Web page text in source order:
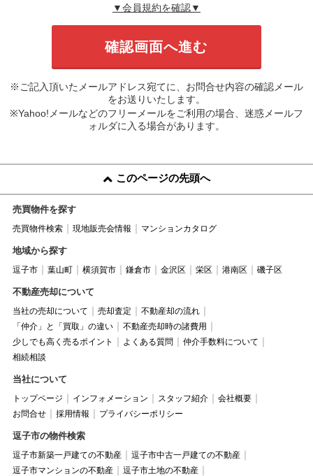
▼会員規約を確認▼
※ご記入頂いたメールアドレス宛てに、お問合せ内容の確認メール
をお送りいたします。
※Yahoo!メールなどのフリーメールをご利用の場合、迷惑メールフ
ォルダに入る場合があります。
このページの先頭へ
売買物件を探す
売買物件検索 現地販売会情報 マンションカタログ
地域から探す
逗子市 葉山町 横須賀市 鎌倉市 金沢区 栄区 港南区 磯子区
不動産売却について
当社の売却について 売却査定
不動産却の流れ
「仲介」と「買取」の違い
不動産売却時の諸費用
少しでも高く売るポイント
よくある質問
仲介手数料について
相続相談
当社について
トップページ インフォメーション スタッフ紹介
会社概要
お問合せ
採用情報 プライバシーポリシー
逗子市の物件検索
逗子市新築一戸建ての不動産
逗子市中古一戸建ての不動産
逗子市マンションの不動産
逗子市土地の不動産